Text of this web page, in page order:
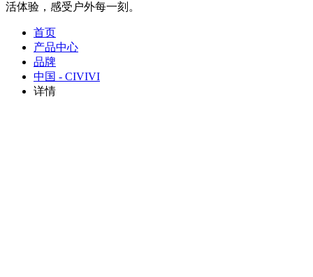
活体验，感受户外每一刻。
首页
产品中心
品牌
中国 - CIVIVI
详情